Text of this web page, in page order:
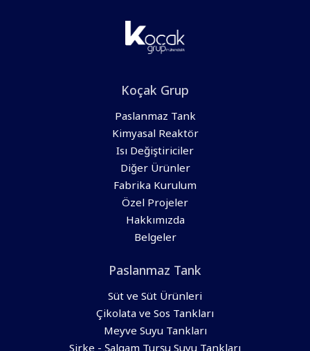
Koçak Grup
Paslanmaz Tank
Kimyasal Reaktör
Isı Değiştiriciler
Diğer Ürünler
Fabrika Kurulum
Özel Projeler
Hakkımızda
Belgeler
Paslanmaz Tank
Süt ve Süt Ürünleri
Çikolata ve Sos Tankları
Meyve Suyu Tankları
Sirke - Şalgam Turşu Suyu Tankları